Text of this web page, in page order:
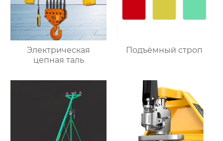
Электрическая
цепная таль
Подъёмный строп